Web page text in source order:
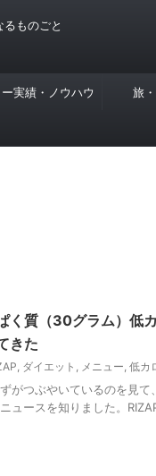
ものごと
実績・ノウハウ 旅
く質（30グラム）低
きた
, ダイエット , メニュー, 低カ
がつぶやいているのを見
ュースを知りました。